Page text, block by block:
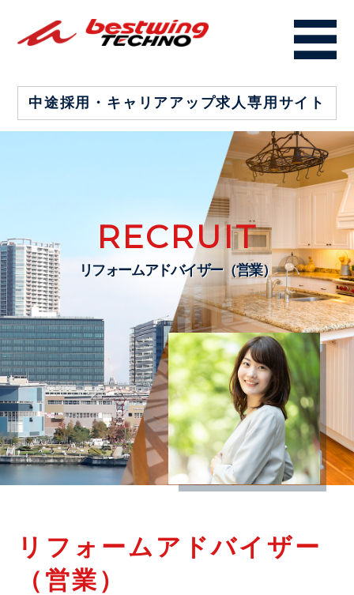
中途採用・キャリアアップ求人専用サイト
RECRUIT
リフォームアドバイザー（営業）
リフォームアドバイザー
（営業）